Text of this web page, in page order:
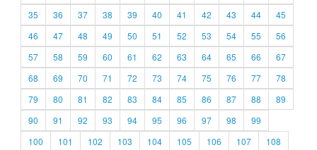
35
36 37 38 39 40 41 42 43 44
45
46
47 48 49 50 51 52 53 54 55
56
57
58 59 60 61 62 63 64 65 66
67
68
69 70 71 72 73 74 75 76 77
78
79
80 81 82 83 84 85 86 87 88
89
90
91 92 93 94 95 96 97 98
99
100
101 102 103 104 105 106 107
108